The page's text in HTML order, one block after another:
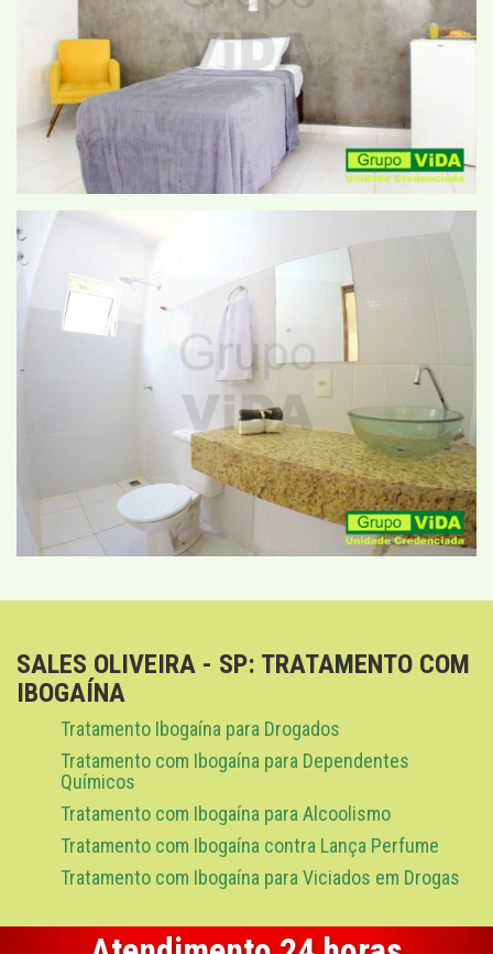
SALES OLIVEIRA - SP: TRATAMENTO COM
IBOGAÍNA
Tratamento Ibogaína para Drogados
Tratamento com Ibogaína para Dependentes
Químicos
Tratamento com Ibogaína para Alcoolismo
Tratamento com Ibogaína contra Lança Perfume
Tratamento com Ibogaína para Viciados em Drogas